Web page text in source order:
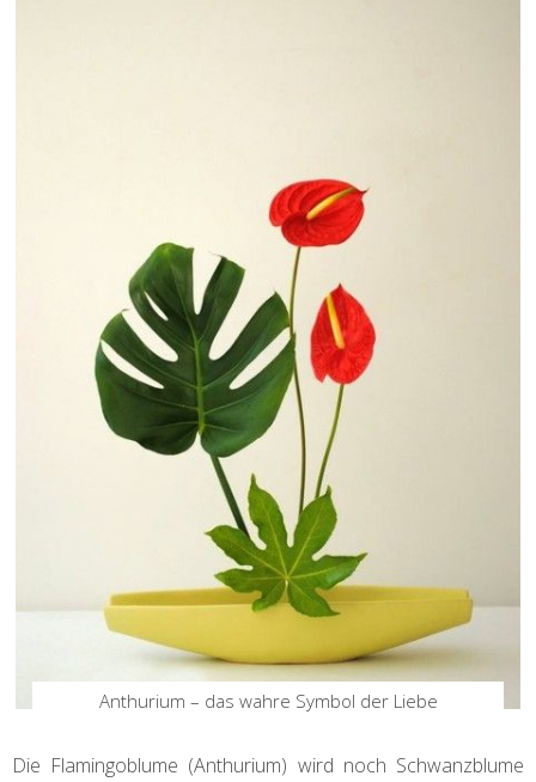
Anthurium – das wahre Symbol der Liebe
Die Flamingoblume (Anthurium) wird noch Schwanzblume